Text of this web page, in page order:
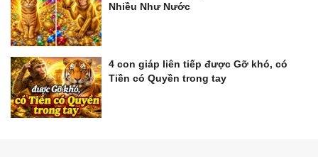
Nhiều Như Nước
4 con giáp liên tiếp được Gỡ khó, có
Tiền có Quyền trong tay